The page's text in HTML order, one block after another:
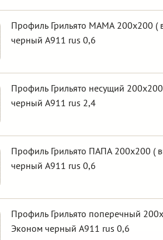
Профиль Грильято МАМА 200х200 (
черный А911 rus 0,6
Профиль Грильято несущий
черный А911 rus 2,4
Профиль Грильято ПАПА 200х200 (
черный А911 rus 0,6
Профиль Грильято поперечный
Эконом черный А911 rus 0,6